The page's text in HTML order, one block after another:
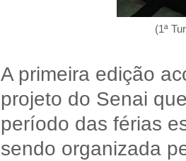
(1ª
A primeira edição
projeto do Senai
período das férias
sendo organizada